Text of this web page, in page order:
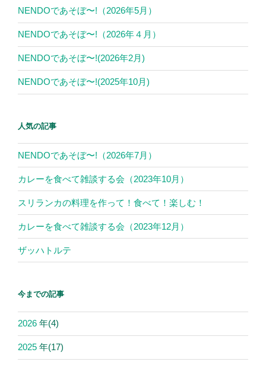
NENDOであそぼ〜!（2026年5月）
NENDOであそぼ〜!（2026年４月）
NENDOであそぼ〜!(2026年2月)
NENDOであそぼ〜!(2025年10月)
人気の記事
NENDOであそぼ〜!（2026年7月）
カレーを食べて雑談する会（2023年10月）
スリランカの料理を作って！食べて！楽しむ！
カレーを食べて雑談する会（2023年12月）
ザッハトルテ
今までの記事
2026 年(4)
2025 年(17)